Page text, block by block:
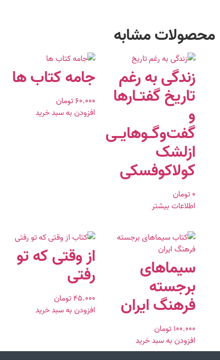
محصولات مشابه
زندگى به رغم
تاريخ‏ گفتـارها
و
گفت‌وگـوهايـى
ازلشک
كولاكوفسكى
۰ تومان
اطلاعات بیشتر
جامه کتاب ها
۶۰.۰۰۰ تومان
افزودن به سبد خرید
سیماهای
برجسته
فرهنگ ایران
۱۰۰.۰۰۰ تومان
افزودن به سبد خرید
از وقتی که تو
رفتی
۴۵.۰۰۰ تومان
افزودن به سبد خرید